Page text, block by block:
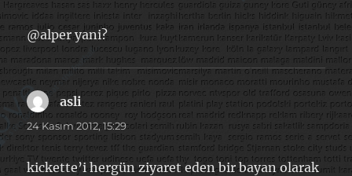
@alper yani?
asli dedi
ki:
24 Kasım 2012, 15:29
kickette’i hergün ziyaret eden bir bayan olarak